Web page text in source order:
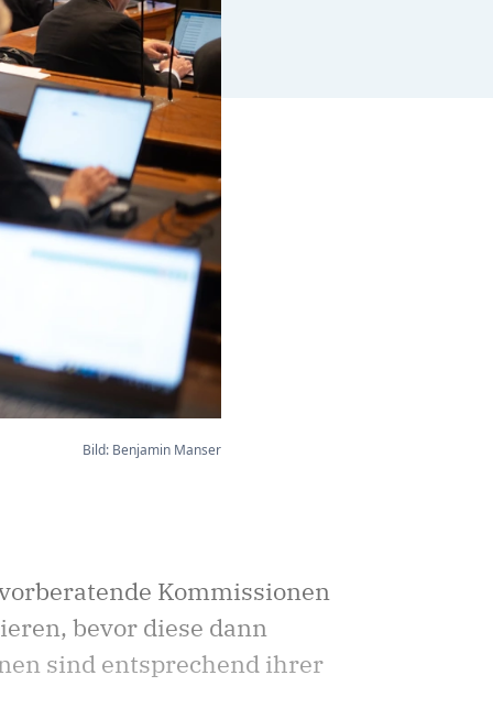
Bild: Benjamin Manser
Kommissionen
bevor diese dann
sind entsprechend ihrer